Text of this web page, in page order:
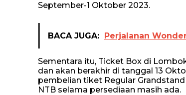
September-1 Oktober 2023.
BACA JUGA: Perjalanan
Sementara itu, Ticket Box di
dan akan berakhir di tanggal 13
pembelian tiket Regular
NTB selama persediaan masih ada.